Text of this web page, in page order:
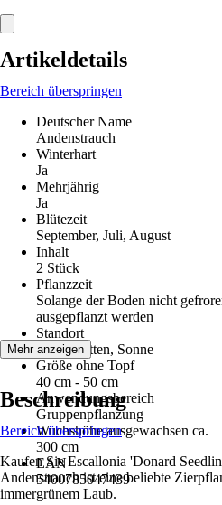
Artikeldetails
Bereich überspringen
Deutscher Name
Andenstrauch
Winterhart
Ja
Mehrjährig
Ja
Blütezeit
September, Juli, August
Inhalt
2 Stück
Pflanzzeit
Solange der Boden nicht
ausgepflanzt werden
Standort
Halbschatten, Sonne
Größe ohne Topf
40 cm - 50 cm
Anwendungsbereich
Gruppenpflanzung
Wuchshöhe ausgewachsen ca.
300 cm
EAN
5400785047439
Mehr anzeigen
Beschreibung
Bereich überspringen
Kaufen Sie Escallonia 'Donard
Andenstrauch ist eine beliebte
immergrünem Laub.